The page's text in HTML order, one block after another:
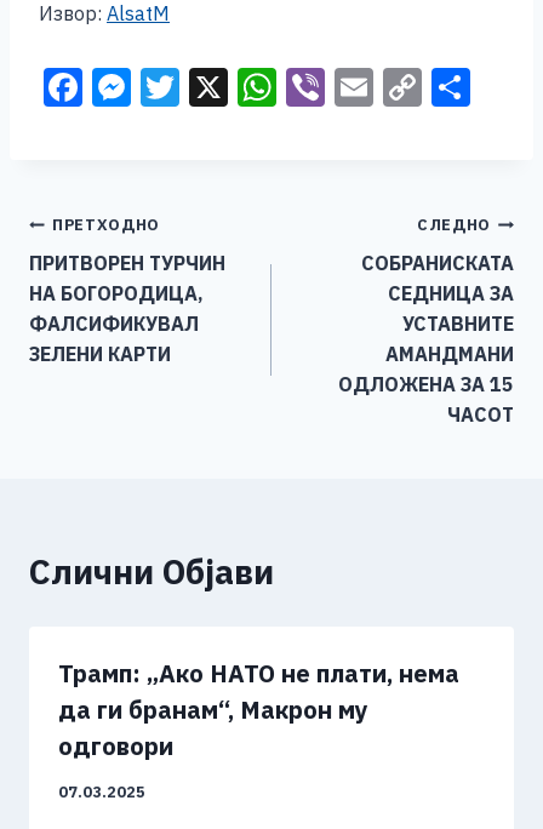
Извор: AlsatM
F
b
o
o
k
M
n
g
er
T X W Vi E C
Li
n
k
Навигација
на
напис
ПРЕТХОДНО
ПРИТВОРЕН ТУРЧИН
НА БОГОРОДИЦА,
ФАЛСИФИКУВАЛ
ЗЕЛЕНИ КАРТИ
СЛЕДНО
СОБРАНИСКАТА
СЕДНИЦА ЗА
УСТАВНИТЕ
АМАНДМАНИ
ОДЛОЖЕНА ЗА 15
ЧАСОТ
Слични Објави
Трамп: „Ако НАТО не плати, нема
да ги бранам“, Макрон му
одговори
07.03.2025